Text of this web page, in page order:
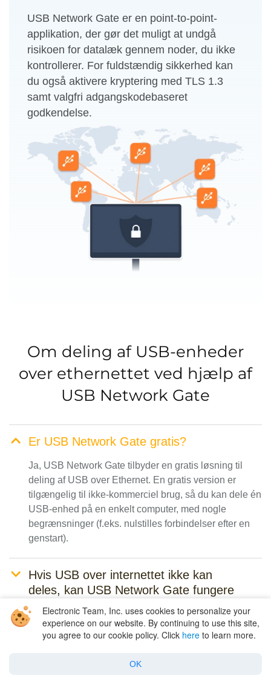
Electronic Team, Inc. uses cookies to personalize your
experience on our website. By continuing to use this site,
you agree to our cookie policy. Click here to learn more.
OK
USB Network Gate er en point-to-point-
applikation, der gør det muligt at undgå
risikoen for datalæk gennem noder, du ikke
kontrollerer. For fuldstændig sikkerhed kan
du også aktivere kryptering med TLS 1.3
samt valgfri adgangskodebaseret
godkendelse.
Om deling af USB-enheder
over ethernettet ved hjælp af
USB Network Gate
Er USB Network Gate gratis?
Ja, USB Network Gate tilbyder en gratis løsning til
deling af USB over Ethernet. En gratis version er
tilgængelig til ikke-kommerciel brug, så du kan dele én
USB-enhed på en enkelt computer, med nogle
begrænsninger (f.eks. nulstilles forbindelser efter en
genstart).
Hvis USB over internettet ikke kan
deles, kan USB Network Gate fungere
på et lokalt netværk?
Kan flere computere få adgang til den